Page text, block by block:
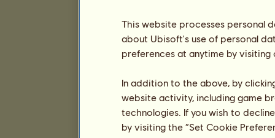
This website processes personal
about Ubisoft's use of personal
preferences at anytime by
In addition to the above, by
website activity, including game
technologies. If you wish to
by visiting the “Set Cookie